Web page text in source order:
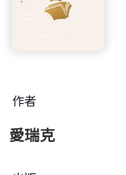
作者
愛瑞克